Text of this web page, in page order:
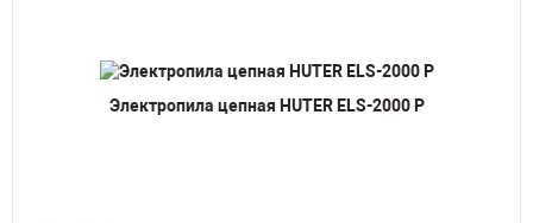
Электропила цепная HUTER ELS-2000 P